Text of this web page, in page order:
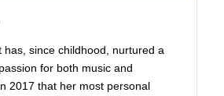
has, since childhood, nurtured a
for both music and
2017 that her most personal